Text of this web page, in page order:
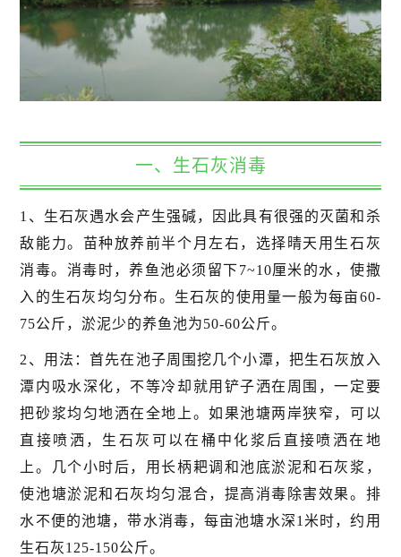
一、生石灰消毒
1、生石灰遇水会产生强碱，因此具有很强的灭菌和杀
敌能力。苗种放养前半个月左右，选择晴天用生石灰
消毒。消毒时，养鱼池必须留下7~10厘米的水，使撒
入的生石灰均匀分布。生石灰的使用量一般为每亩60-
75公斤，淤泥少的养鱼池为50-60公斤。
2、用法：首先在池子周围挖几个小潭，把生石灰放入
潭内吸水深化，不等冷却就用铲子洒在周围，一定要
把砂浆均匀地洒在全地上。如果池塘两岸狭窄，可以
直接喷洒，生石灰可以在桶中化浆后直接喷洒在地
上。几个小时后，用长柄耙调和池底淤泥和石灰浆，
使池塘淤泥和石灰均匀混合，提高消毒除害效果。排
水不便的池塘，带水消毒，每亩池塘水深1米时，约用
生石灰125-150公斤。